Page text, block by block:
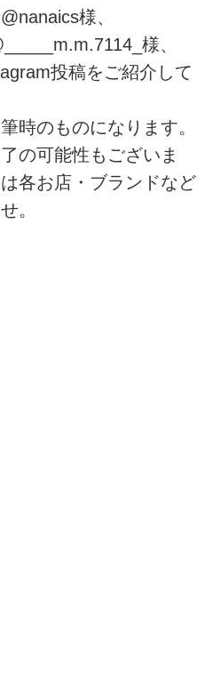
様、
様、
投稿をご紹介して
時のものになります。
の可能性もございま
各お店・ブランドなど
。